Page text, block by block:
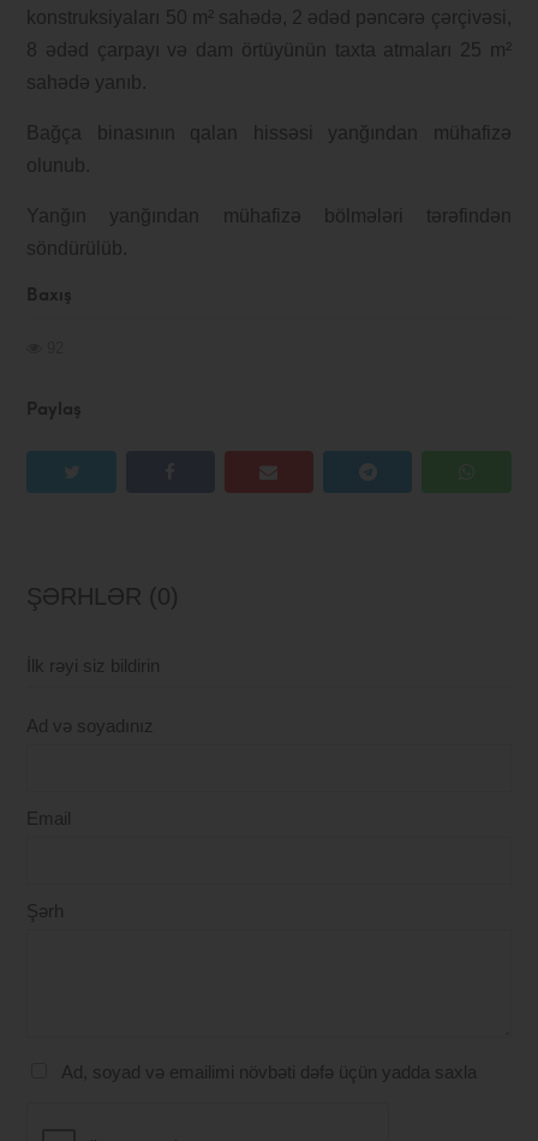
Baxış
Paylaş
konstruksiyaları 50 m² sahədə, 2 ədəd pəncərə çərçivəsi,
8 ədəd çarpayı və dam örtüyünün taxta atmaları 25 m²
sahədə yanıb.
Bağça binasının qalan hissəsi yanğından mühafizə
olunub.
Yanğın yanğından mühafizə bölmələri tərəfindən
söndürülüb.
ŞƏRHLƏR (0)
İlk rəyi siz bildirin
Ad və soyadınız
Email
Şərh
Ad, soyad və emailimi növbəti dəfə üçün yadda saxla